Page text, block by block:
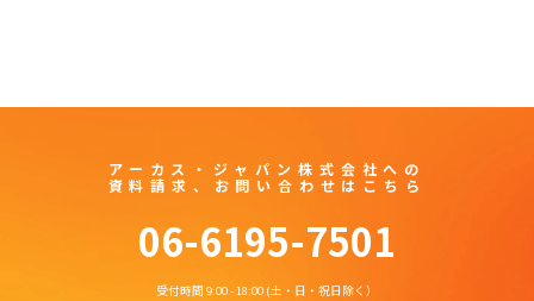
アーカス・ジャパン株式会社への
資料請求、お問い合わせはこちら
06-6195-7501
受付時間 9:00 - 18:00 (土・日・祝日除く）